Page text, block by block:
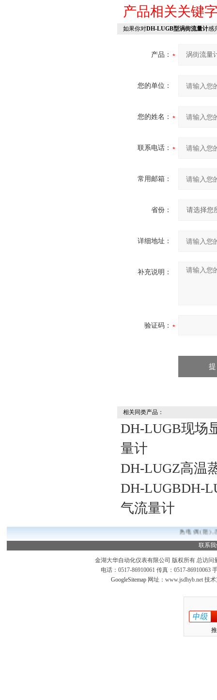
产品相关关键
如果你对DH-LUGB型涡街流量计感
产品：
您的单位：
您的姓名：
联系电话：
常用邮箱：
省份：
详细地址：
补充说明：
验证码：
相关同类产品：
DH-LUGB现场
量计
DH-LUGZ高温
DH-LUGBDH-
气流量计
热电偶(阻),
联系
金湖大华自动化仪表有限公司 版权所有 总访问
电话：0517-86910061 传真：0517-86910063
GoogleSitemap网址：www.jsdhyb.net 技